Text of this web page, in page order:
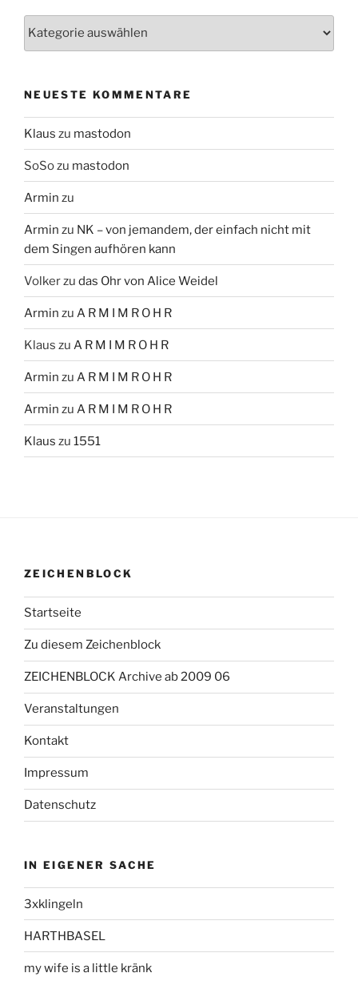
Themen
NEUESTE KOMMENTARE
Klaus zu mastodon
SoSozu mastodon
Armin zu
Armin zu NK – von jemandem, der einfach nicht mit
dem Singen aufhören kann
Volkerzu das Ohr von Alice Weidel
Armin zu A R M I M R O H R
Klaus zu A R M I M R O H R
Armin zu A R M I M R O H R
Armin zu A R M I M R O H R
Klaus zu 1551
ZEICHENBLOCK
Startseite
Zu diesem Zeichenblock
ZEICHENBLOCK Archive ab 2009 06
Veranstaltungen
Kontakt
Impressum
Datenschutz
IN EIGENER SACHE
3xklingeln
HARTHBASEL
my wife is a little kränk